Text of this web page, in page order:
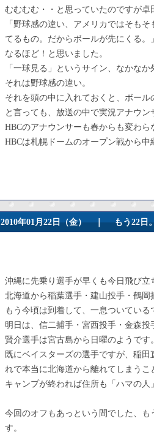
むむむむ・・と思っていたのですが卓
「野球感の違い、アメリカではそも
てるもの。だからボールが先にくる。」
なるほど！と思いました。
「一球見る」というサイン、なかな
それは野球感の違い。
それを頭の中に入れておくと、ボール
と言っても、放送の中で実況アナウン
HBCのアナウンサーも春からも変わら
HBCは札幌ドームのオープン戦から中
2010年01月22日（金） ｜もう22日
沖縄に先乗り選手が早くも今日飛び立
北海道から稲葉選手・建山投手・鶴岡
もう今頃は到着して、一息ついている
明日は、信二捕手・宮西投手・金森投
賢介選手は宮古島から日曜のようです。
既にベイスターズの選手ですが、稲
れで本当に北海道から離れてしまうこ
キャンプが終われば住所も「ハマの人
今回のオフもあっという間でした、
す。